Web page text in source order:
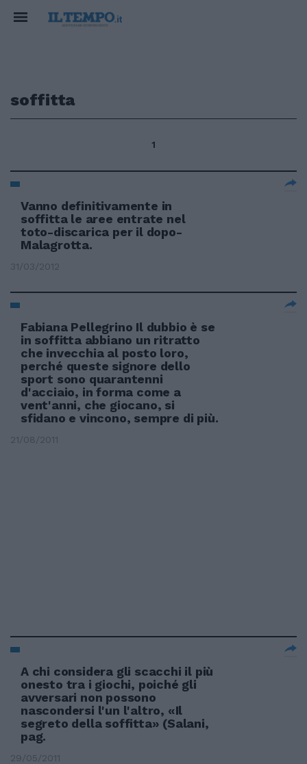
soffitta
1
Vanno definitivamente in
soffitta le aree entrate nel
toto-discarica per il dopo-
Malagrotta.
31/03/2012
Fabiana Pellegrino Il dubbio è se
in soffitta abbiano un ritratto
che invecchia al posto loro,
perché queste signore dello
sport sono quarantenni
d'acciaio, in forma come a
vent'anni, che giocano, si
sfidano e vincono, sempre di più.
21/08/2011
A chi considera gli scacchi il più
onesto tra i giochi, poiché gli
avversari non possono
nascondersi l'un l'altro, «Il
segreto della soffitta» (Salani,
pag.
29/05/2011